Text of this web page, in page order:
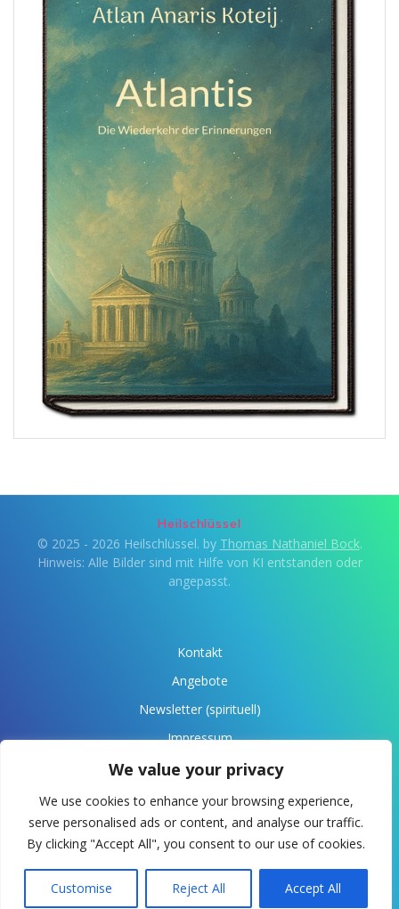
We value your privacy
We use cookies to enhance your browsing experience,
serve personalised ads or content, and analyse our traffic.
By clicking "Accept All", you consent to our use of cookies.
Customise Reject All Accept All
Heilschlüssel
© 2025 - 2026 Heilschlüssel. by Thomas Nathaniel Bock.
Hinweis: Alle Bilder sind mit Hilfe von KI entstanden oder
angepasst.
Kontakt
Angebote
Newsletter (spirituell)
Impressum
Datenschutz
Über Anaris
Spende